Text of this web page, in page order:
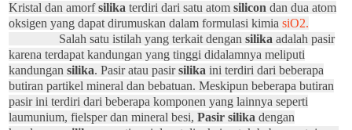
Kristal dan amorfsilika terdiri dari satu atomsilicon dan dua atom
oksigen yang dapat dirumuskan dalam formulasi kimiasiO2.
Salah satu istilah yang terkait dengansilika adalah pasir
karena terdapat kandungan yang tinggi didalamnya meliputi
kandungansilika. Pasir atau pasirsilika ini terdiri dari beberapa
butiran partikel mineral dan bebatuan. Meskipun beberapa butiran
pasir ini terdiri dari beberapa komponen yang lainnya seperti
laumunium, fielsper dan mineral besi,Pasir silika dengan